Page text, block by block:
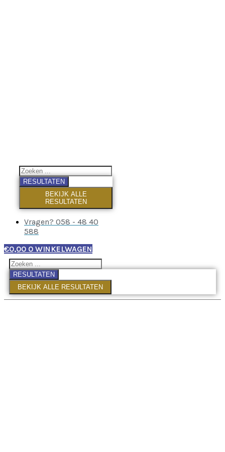
RESULTATEN
BEKIJK ALLE
RESULTATEN
Vragen? 058 - 48 40
588
€0,00 0 WINKELWAGEN
RESULTATEN
BEKIJK ALLE RESULTATEN